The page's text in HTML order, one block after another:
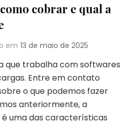
cobrar e qual a
em 13 de maio de 2025
que trabalha com softwares
Entre em contato
o que podemos fazer
anteriormente, a
uma das características